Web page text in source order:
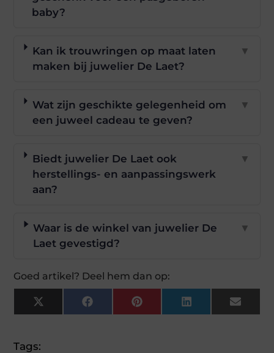
baby?
Kan ik trouwringen op maat laten
maken bij juwelier De Laet?
▼
Wat zijn geschikte gelegenheid om
een juweel cadeau te geven?
▼
Biedt juwelier De Laet ook
herstellings- en aanpassingswerk
aan?
▼
Waar is de winkel van juwelier De
Laet gevestigd?
▼
Goed artikel? Deel hem dan op:
X
(Twitter)
FacebookPinterestLinkedInEmail
Tags: